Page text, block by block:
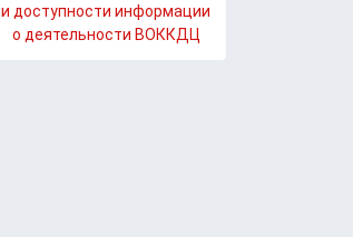
и доступности информации
о деятельности ВОККДЦ